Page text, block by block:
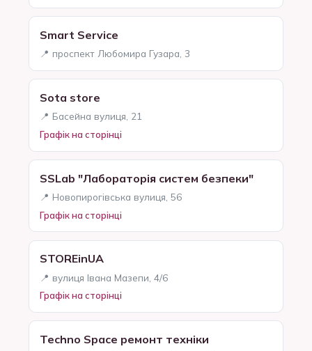
Smart Service
📍 проспект Любомира Гузара, 3
Sota store
📍 Басейна вулиця, 21
Графік на сторінці
SSLab "Лабораторія систем безпеки"
📍 Новопирогівська вулиця, 56
Графік на сторінці
STOREinUA
📍 вулиця Івана Мазепи, 4/6
Графік на сторінці
Techno Space ремонт техніки